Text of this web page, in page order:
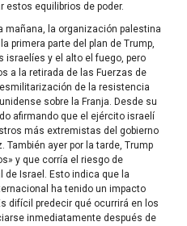
estos equilibrios de poder.
mañana, la organización palestina
primera parte del plan de Trump,
israelíes y el alto el fuego, pero
a la retirada de las Fuerzas de
de la resistencia
sobre la Franja. Desde su
afirmando que el ejército israelí
más extremistas del gobierno
ayer por la tarde, Trump
y que corría el riesgo de
Israel. Esto indica que la
ha tenido un impacto
difícil predecir qué ocurrirá en los
inmediatamente después de